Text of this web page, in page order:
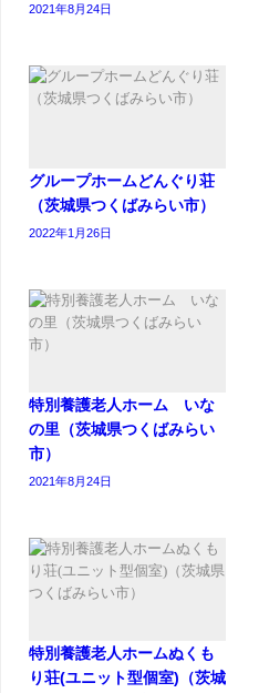
2021年8月24日
グループホームどんぐり荘
（茨城県つくばみらい市）
2022年1月26日
特別養護老人ホーム いな
の里（茨城県つくばみらい
市）
2021年8月24日
特別養護老人ホームぬくも
り荘(ユニット型個室)（茨城